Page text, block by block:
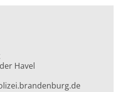
Havel